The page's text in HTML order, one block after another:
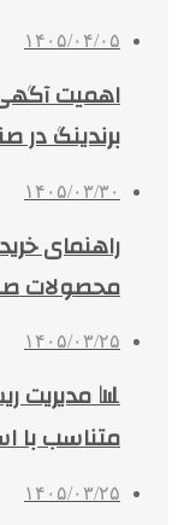
۱۴۰۵/۰۴/۰۵
اهمیت
برندینگ در
۱۴۰۵/۰۳/۳۰
راهنمای
محصولات
۱۴۰۵/۰۳/۲۵
📊 مدیریت
متناسب با
۱۴۰۵/۰۳/۲۵